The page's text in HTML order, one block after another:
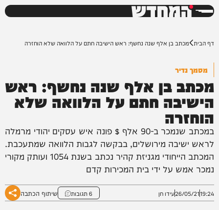
המחדש
דף הבית מכתב בן אלף שנה נחשף: ראש הישיבה חתם על הלוואה שלא הוחזרה
מסמך נדיר
מכתב בן אלף שנה נחשף: ראש
הישיבה חתם על הלוואה שלא
הוחזרה
במכתב שנמכר ב-90 אלף $ פונה איש עסקים יהודי מרמלה
לראש ישיבה מירושלים, בבקשה לגבות הלוואה שמתעכבת.
המכתב הייחודי מגניזת קהיר נכתב בשנת 1054 ועותק מקורי
נמכר אמש על ידי בית המכירות קדם
19:24
26/05/21עידו חן 6 תגובות שיתוף הכתבה